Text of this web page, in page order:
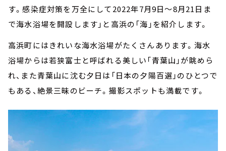
す。感染症対策を万全にして2022年7月9日～8月21日ま
で海水浴場を開設します」と高浜の「海」を紹介します。
高浜町にはきれいな海水浴場がたくさんあります。海水
浴場からは若狭富士と呼ばれる美しい「青葉山」が眺めら
れ、また青葉山に沈む夕日は「日本の夕陽百選」のひとつで
もある、絶景三昧のビーチ。撮影スポットも満載です。